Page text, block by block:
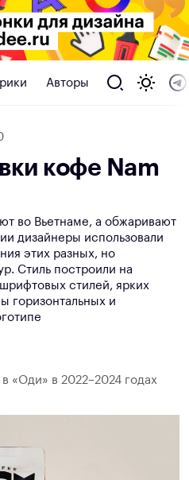
Авторы
кофе Nam
во Вьетнаме, а обжаривают
дизайнеры использовали
этих разных, но
Стиль построили на
стилей, ярких
горизонтальных и
«Оди» в 2022–2024 годах